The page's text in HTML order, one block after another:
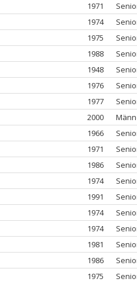
1971
1974
1975
1988
1948
1976
1977
2000
1966
1971
1986
1974
1991
1974
1974
1981
1986
1975